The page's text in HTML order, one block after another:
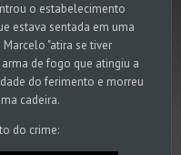
o estabelecimento
estava sentada em uma
"atira se tiver
de fogo que atingiu a
do ferimento e morreu
cadeira.
do crime: